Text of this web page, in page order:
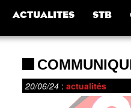
ACTUALITES STB
20/06/24 : actualités